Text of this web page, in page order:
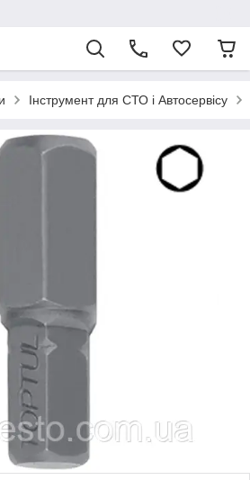
Інструмент для СТО і Автосервісу